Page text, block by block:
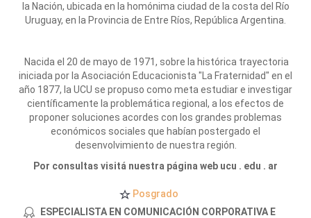
la Nación, ubicada en la homónima ciudad de la costa del Río
Uruguay, en la Provincia de Entre Ríos, República Argentina.
Nacida el 20 de mayo de 1971, sobre la histórica trayectoria
iniciada por la Asociación Educacionista "La Fraternidad" en el
año 1877, la UCU se propuso como meta estudiar e investigar
científicamente la problemática regional, a los efectos de
proponer soluciones acordes con los grandes problemas
económicos sociales que habían postergado el
desenvolvimiento de nuestra región.
Por consultas visitá nuestra página web ucu . edu . ar
Posgrado
ESPECIALISTA EN COMUNICACIÓN CORPORATIVA E